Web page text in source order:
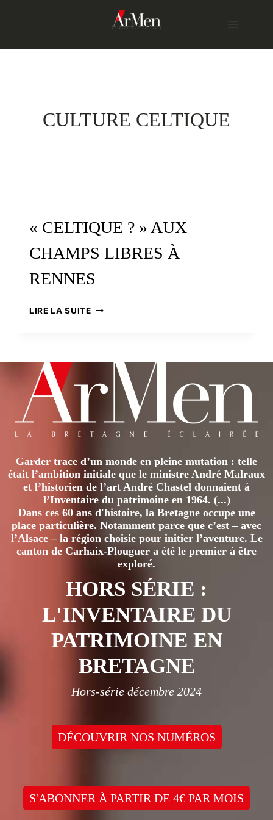
CULTURE CELTIQUE
« CELTIQUE ? » AUX
CHAMPS LIBRES À
RENNES
LIRE LA SUITE« CELTIQUE
RENNES
Garder trace d’un monde en pleine mutation : telle
était l’ambition initiale que le ministre André Malraux
et l’historien de l’art André Chastel donnaient à
l’Inventaire du patrimoine en 1964. (...)
Dans ces 60 ans d'histoire, la Bretagne occupe une
place particulière. Notamment parce que c’est – avec
l’Alsace – la région choisie pour initier l’aventure. Le
canton de Carhaix-Plouguer a été le premier à être
exploré.
HORS SÉRIE :
L'INVENTAIRE DU
PATRIMOINE EN
BRETAGNE
Hors-série décembre 2024
DÉCOUVRIR NOS NUMÉROS
S'ABONNER À PARTIR DE 4€ PAR MOIS